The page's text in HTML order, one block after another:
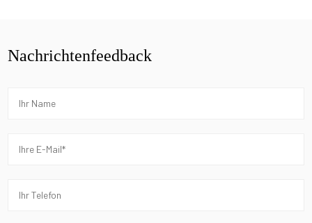
Nachrichtenfeedback